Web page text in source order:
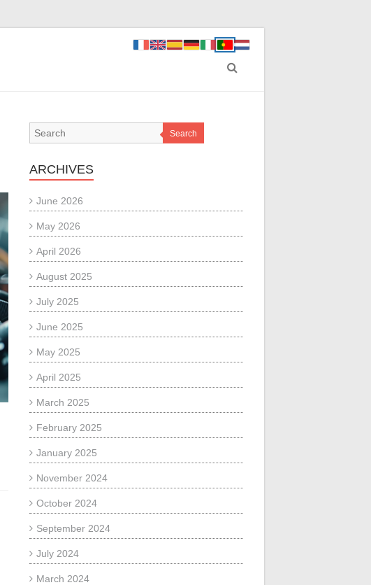
Search
ARCHIVES
June 2026
May 2026
April 2026
August 2025
July 2025
June 2025
May 2025
April 2025
March 2025
February 2025
January 2025
November 2024
October 2024
September 2024
July 2024
March 2024